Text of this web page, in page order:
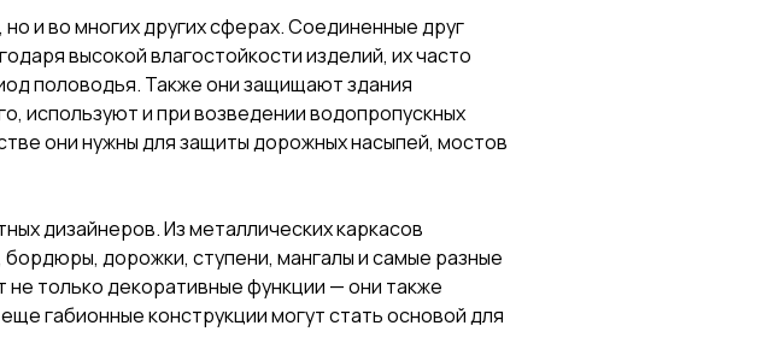
и во многих других сферах. Соединенные друг
высокой влагостойкости изделий, их часто
половодья. Также они защищают здания
используют и при возведении водопропускных
они нужны для защиты дорожных насыпей, мостов
дизайнеров. Из металлических каркасов
дорожки, ступени, мангалы и самые разные
только декоративные функции — они также
габионные конструкции могут стать основой для